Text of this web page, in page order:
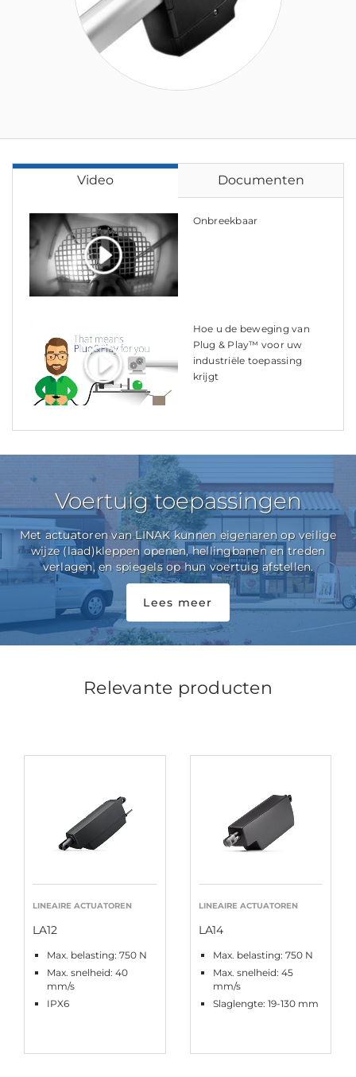
Video Documenten
Onbreekbaar
Hoe u de beweging van
Plug & Play™ voor uw
industriële toepassing
krijgt
Voertuig toepassingen
Met actuatoren van LINAK kunnen eigenaren op veilige
wijze (laad)kleppen openen, hellingbanen en treden
verlagen, en spiegels op hun voertuig afstellen.
Lees meer
Relevante producten
LINEAIRE ACTUATOREN
LA12
Max. belasting: 750 N
Max. snelheid: 40
mm/s
IPX6
LINEAIRE ACTUATOREN
LA14
Max. belasting: 750 N
Max. snelheid: 45
mm/s
Slaglengte: 19-130 mm